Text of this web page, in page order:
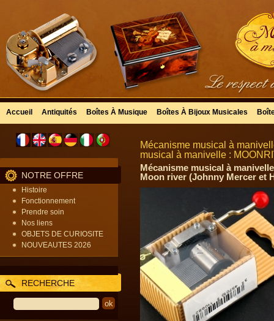
Accueil Antiquités Boîtes À Musique Boîtes À Bijoux Musicales
NOTRE OFFRE
Histoire
Fonctionnement
Prendre soin
Nos liens
OBJETS DE CURIOSITE
NOUVEAUTES 2026
RECHERCHE
Mécanisme musical à
musical à manivelle :
Mécanisme musical à
Moon river (Johnny Mercer et